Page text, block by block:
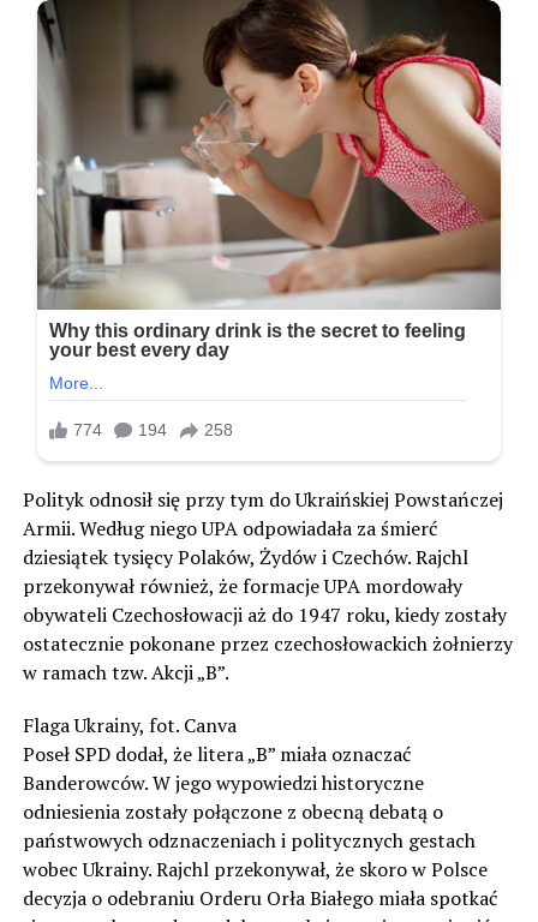
Polityk odnosił się przy tym do Ukraińskiej Powstańczej
Armii. Według niego UPA odpowiadała za śmierć
dziesiątek tysięcy Polaków, Żydów i Czechów. Rajchl
przekonywał również, że formacje UPA mordowały
obywateli Czechosłowacji aż do 1947 roku, kiedy zostały
ostatecznie pokonane przez czechosłowackich żołnierzy
w ramach tzw. Akcji „B”.
Flaga Ukrainy, fot. Canva
Poseł SPD dodał, że litera „B” miała oznaczać
Banderowców. W jego wypowiedzi historyczne
odniesienia zostały połączone z obecną debatą o
państwowych odznaczeniach i politycznych gestach
wobec Ukrainy. Rajchl przekonywał, że skoro w Polsce
decyzja o odebraniu Orderu Orła Białego miała spotkać